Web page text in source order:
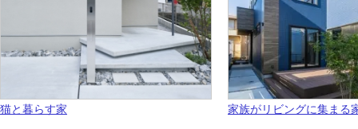
猫と暮らす家 家族がリビングに集まる